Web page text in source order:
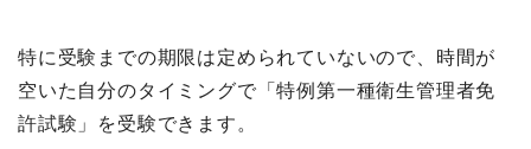
特に受験までの期限は定められていないので、時間が
空いた自分のタイミングで「特例第一種衛生管理者免
許試験」を受験できます。